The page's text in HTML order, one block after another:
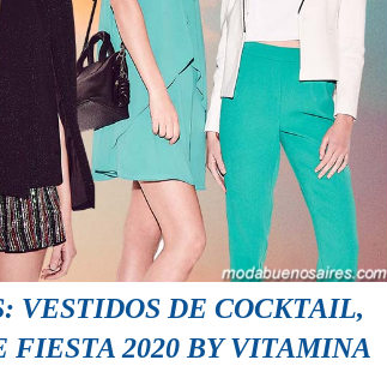
VESTIDOS DE COCKTAIL,
FIESTA 2020 BY VITAMINA